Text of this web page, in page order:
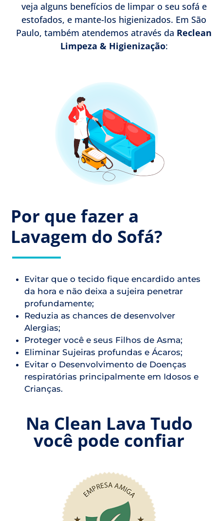
veja alguns benefícios de limpar o seu sofá e
estofados, e mante-los higienizados. Em São
Paulo, também atendemos através da Reclean
Limpeza & Higienização:
Por que fazer a
Lavagem do Sofá?
Evitar que o tecido fique encardido antes
da hora e não deixa a sujeira penetrar
profundamente;
Reduzia as chances de desenvolver
Alergias;
Proteger você e seus Filhos de Asma;
Eliminar Sujeiras profundas e Ácaros;
Evitar o Desenvolvimento de Doenças
respiratórias principalmente em Idosos e
Crianças.
Na Clean Lava Tudo
você pode confiar